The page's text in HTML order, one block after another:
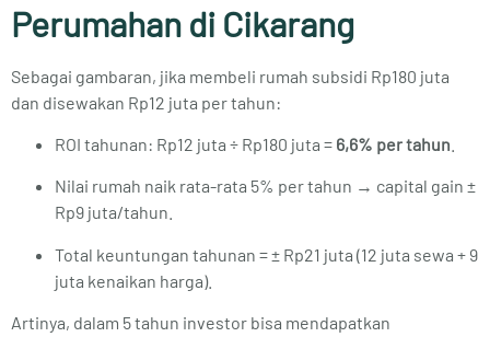
Perumahan di Cikarang
Sebagai gambaran, jika membeli rumah subsidi Rp180 juta
dan disewakan Rp12 juta per tahun:
ROI tahunan: Rp12 juta ÷ Rp180 juta = 6,6% per tahun
Nilai rumah naik rata-rata 5% per tahun → capital gain ±
Rp9 juta/tahun.
Total keuntungan tahunan = ± Rp21 juta (12 juta sewa + 9
juta kenaikan harga).
Artinya, dalam 5 tahun investor bisa mendapatkan